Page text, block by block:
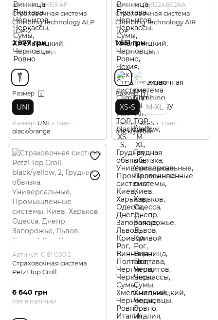
Артикул: 7H159 AF
Страховочная система
Climbing Technology ALP
TOP-2
2 977 грн
Нет в наличии
Размер
UNI
Размер UNI
Цвет
black/orange
Артикул: 7H152AB02AA
Страховочная система
Climbing Technology AIR
TOP
1 651 грн
Нет в наличии
Размер
XS-S M-XL
Размер XS-S
Цвет
black/yellow
Артикул: C 81 C00 2
Страховочная система
Petzl Top Croll
6 640 грн
Нет в наличии